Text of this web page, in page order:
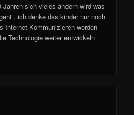
sich vieles ändern wird was
, ich denke das kinder nur noch
Internet Kommunizieren werden
Technologie weiter entwickeln